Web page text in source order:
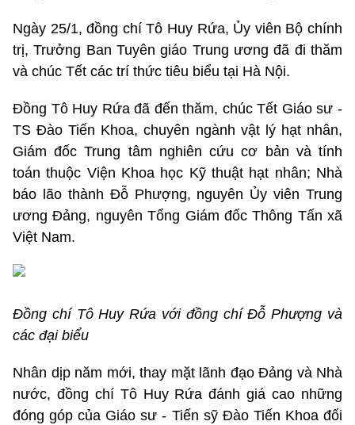
Ngày 25/1, đồng chí Tô Huy Rứa, Ủy viên Bộ chính
trị, Trưởng Ban Tuyên giáo Trung ương đã đi thăm
và chúc Tết các trí thức tiêu biểu tại Hà Nội.
Đồng Tô Huy Rứa đã đến thăm, chúc Tết Giáo sư -
TS Đào Tiến Khoa, chuyên ngành vật lý hạt nhân,
Giám đốc Trung tâm nghiên cứu cơ bản và tính
toán thuộc Viện Khoa học Kỹ thuật hạt nhân; Nhà
báo lão thành Đỗ Phượng, nguyên Ủy viên Trung
ương Đảng, nguyên Tổng Giám đốc Thông Tấn xã
Việt Nam.
Đồng chí Tô Huy Rứa với đồng chí Đỗ Phượng và
các đại biểu
Nhân dịp năm mới, thay mặt lãnh đạo Đảng và Nhà
nước, đồng chí Tô Huy Rứa đánh giá cao những
đóng góp của Giáo sư - Tiến sỹ Đào Tiến Khoa đối